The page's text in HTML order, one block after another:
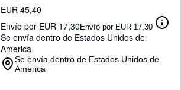
EUR 45,40
Envío por EUR 17,30Envío por EUR 17,30
Se envía dentro de Estados Unidos de
America
Se envía dentro de Estados Unidos de
America